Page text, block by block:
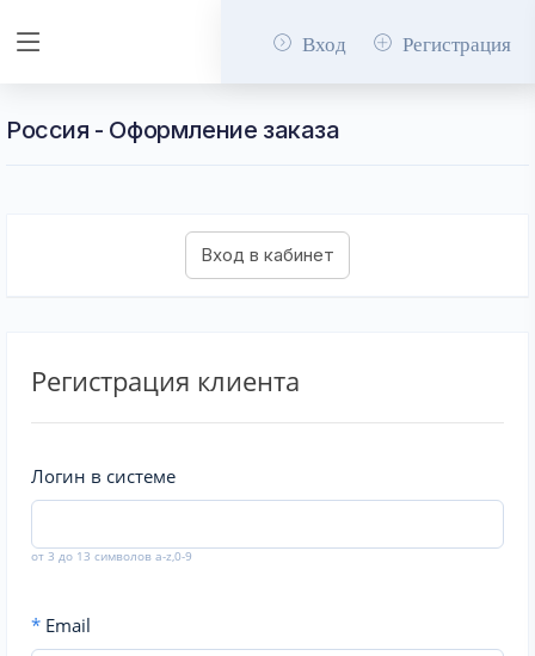
Вход Регистрация
Россия - Оформление заказа
Регистрация клиента
Логин в системе
от 3 до 13 символов a-z,0-9
* Email